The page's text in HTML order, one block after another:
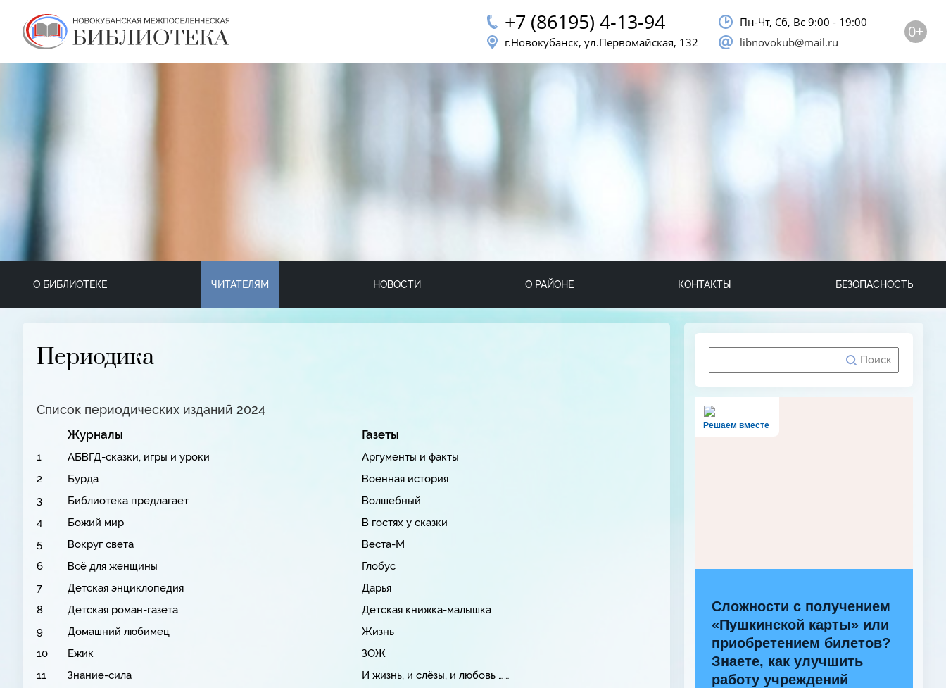
0+
+7 (86195) 4-13-94
г.Новокубанск, ул.Первомайская, 132
Пн-Чт, Сб, Bc 9:00 - 19:00
libnovokub@mail.ru
О БИБЛИОТЕКЕ ЧИТАТЕЛЯМ НОВОСТИ О РАЙОНЕ КОНТАКТЫ БЕЗОПАСНОСТЬ
Периодика
Список периодических изданий 2024
Журналы Газеты
1 АБВГД-сказки, игры и уроки
Аргументы и факты
2
Бурда
Военная история
3
Библиотека предлагает
Волшебный
4
Божий мир
В гостях у сказки
5
Вокруг света
Веста-М
6
Всё для женщины
Глобус
7
Детская энциклопедия
Дарья
8
Детская роман-газета
Детская книжка-малышка
9
Домашний любимец
Жизнь
10
Ежик
ЗОЖ
11
Знание-сила
И жизнь, и слёзы, и любовь ……
Решаем вместе
Сложности с получением
«Пушкинской карты» или
приобретением билетов?
Знаете, как улучшить
работу учреждений